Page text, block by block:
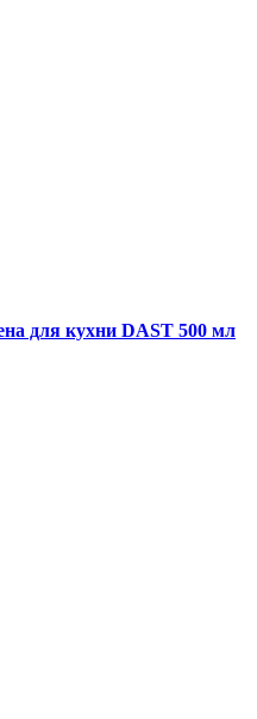
для кухни DAST 500 мл